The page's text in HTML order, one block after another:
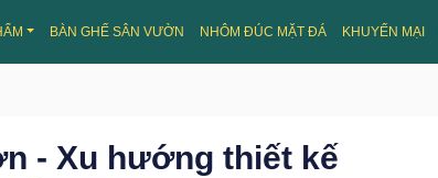
BÀN GHẾ SÂN VƯỜN NHÔM ĐÚC MẶT ĐÁ KHUYẾN MẠI
- Xu hướng thiết kế